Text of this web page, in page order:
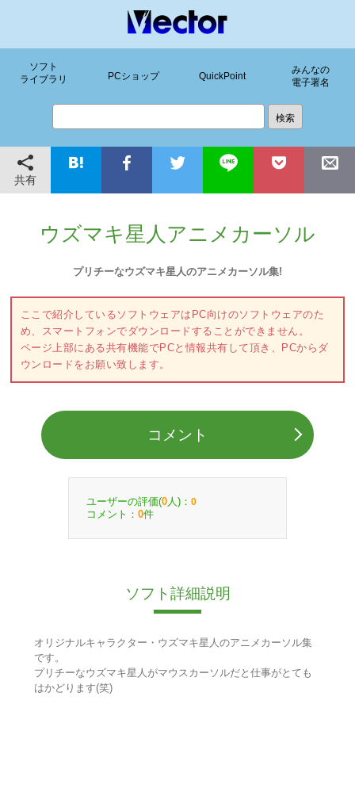
ソフト
ライブラリ
PCショップ QuickPoint
みんなの
電子署名
共有
ウズマキ星人アニメカーソル
プリチーなウズマキ星人のアニメカーソル集!
ここで紹介しているソフトウェアはPC向けのソフトウェアのた
め、スマートフォンでダウンロードすることができません。
ページ上部にある共有機能でPCと情報共有して頂き、PCからダ
ウンロードをお願い致します。
コメント
ユーザーの評価(0 人)： 0
コメント： 0件
ソフト詳細説明
オリジナルキャラクター・ウズマキ星人のアニメカーソル集
です。
プリチーなウズマキ星人がマウスカーソルだと仕事がとても
はかどります(笑)